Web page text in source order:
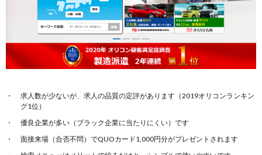
求人数が少ないが、求人の品質の定評があります（2019オリコンランキン
グ1位）
優良企業が多い（ブラック企業に当たりにくい）です
面接来場（合否不問）でQUOカード1,000円分がプレゼントされます